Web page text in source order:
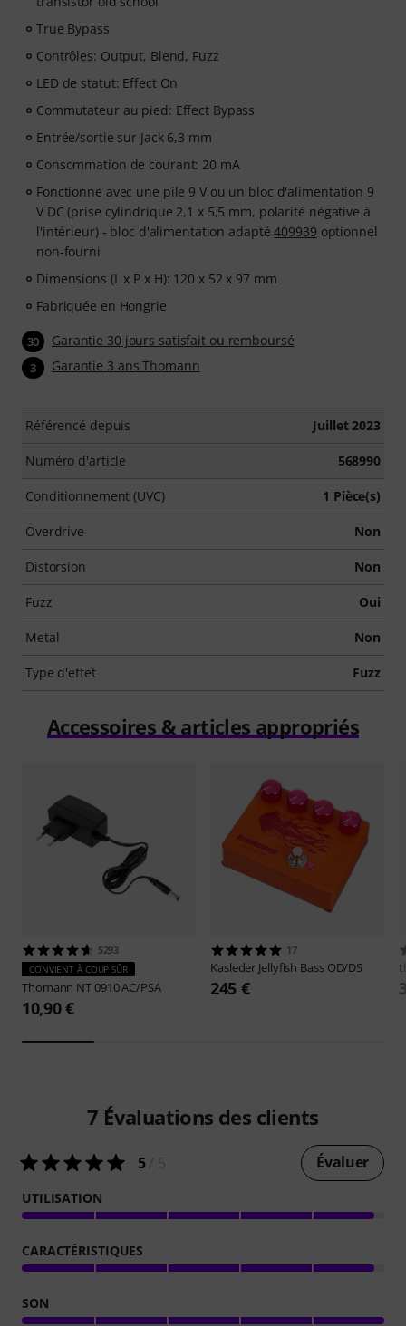
True Bypass
Contrôles: Output, Blend, Fuzz
LED de statut: Effect On
Commutateur au pied: Effect Bypass
Entrée/sortie sur Jack 6,3 mm
Consommation de courant: 20 mA
Fonctionne avec une pile 9 V ou un bloc d'alimentation 9
V DC (prise cylindrique 2,1 x 5,5 mm, polarité négative à
l'intérieur) - bloc d'alimentation adapté409939 optionnel
non-fourni
Dimensions (L x P x H): 120 x 52 x 97 mm
Fabriquée en Hongrie
30 Garantie 30 jours satisfait ou remboursé
3 Garantie 3 ans Thomann
Référencé depuis Juillet 2023
Numéro d'article 568990
Conditionnement (UVC) 1 Pièce(s)
Overdrive Non
Distorsion Non
Fuzz Oui
Metal Non
Type d'effet Fuzz
Accessoires & articles appropriés
5293
CONVIENT À COUP SÛR
Thomann NT 0910 AC/PSA
10,90 €
17
Kasleder Jellyfish Bass OD/DS
245 €
7 Évaluations des clients
5/ 5 Évaluer
UTILISATION
CARACTÉRISTIQUES
SON